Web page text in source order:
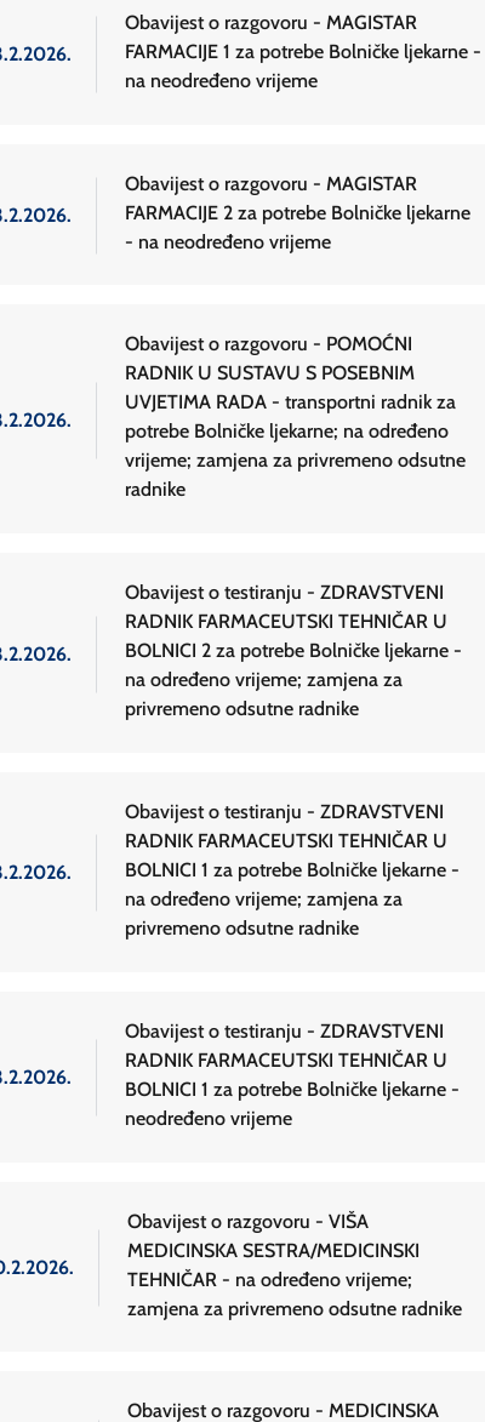
Obavijest o razgovoru - MAGISTAR
FARMACIJE 1 za potrebe Bolničke ljekarne -
na neodređeno vrijeme
Obavijest o razgovoru - MAGISTAR
FARMACIJE 2 za potrebe Bolničke ljekarne
- na neodređeno vrijeme
Obavijest o razgovoru - POMOĆNI
RADNIK U SUSTAVU S POSEBNIM
UVJETIMA RADA - transportni radnik za
potrebe Bolničke ljekarne; na određeno
vrijeme; zamjena za privremeno odsutne
radnike
Obavijest o testiranju - ZDRAVSTVENI
RADNIK FARMACEUTSKI TEHNIČAR U
BOLNICI 2 za potrebe Bolničke ljekarne -
na određeno vrijeme; zamjena za
privremeno odsutne radnike
Obavijest o testiranju - ZDRAVSTVENI
RADNIK FARMACEUTSKI TEHNIČAR U
BOLNICI 1 za potrebe Bolničke ljekarne -
na određeno vrijeme; zamjena za
privremeno odsutne radnike
Obavijest o testiranju - ZDRAVSTVENI
RADNIK FARMACEUTSKI TEHNIČAR U
BOLNICI 1 za potrebe Bolničke ljekarne -
neodređeno vrijeme
Obavijest o razgovoru - VIŠA
MEDICINSKA SESTRA/MEDICINSKI
TEHNIČAR - na određeno vrijeme;
zamjena za privremeno odsutne radnike
Obavijest o razgovoru - MEDICINSKA